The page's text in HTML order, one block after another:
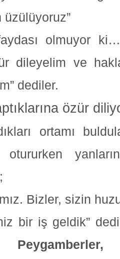
üzülüyoruz”
olmuyor
dileyelim ve
dediler.
özür
ortamı
otururken
Bizler, sizin
bir iş geldik”